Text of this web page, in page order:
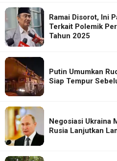
Ramai Disorot, Ini
Terkait Polemik
Tahun 2025
Putin Umumkan
Siap Tempur
Negosiasi Ukraina
Rusia Lanjutkan